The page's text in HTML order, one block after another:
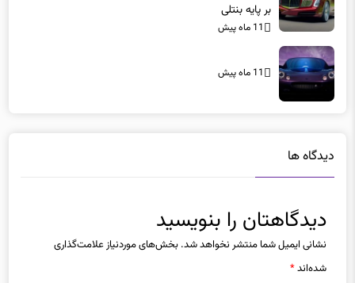
بر پایه بنتلی
11 ماه پیش
11 ماه پیش
دیدگاه ها
دیدگاهتان را بنویسید
نشانی ایمیل شما منتشر نخواهد شد. بخش‌های موردنیاز علامت‌گذاری
شده‌اند*